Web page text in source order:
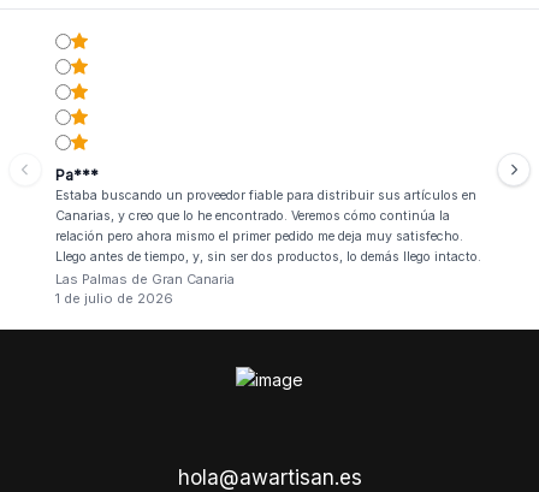
Pa***
Estaba buscando un proveedor fiable para distribuir sus artículos en
Canarias, y creo que lo he encontrado. Veremos cómo continúa la
relación pero ahora mismo el primer pedido me deja muy satisfecho.
Llego antes de tiempo, y, sin ser dos productos, lo demás llego intacto.
Las Palmas de Gran Canaria
1 de julio de 2026
hola@awartisan.es